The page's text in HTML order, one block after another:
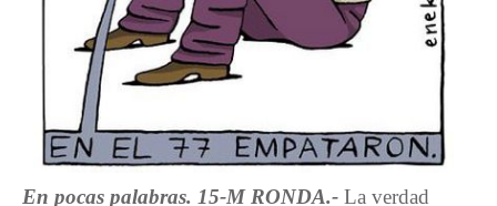
En pocas palabras. 15-M RONDA.- La verdad